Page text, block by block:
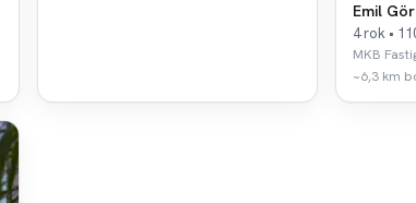
Emil
4 rok •
MKB
~6,3 km